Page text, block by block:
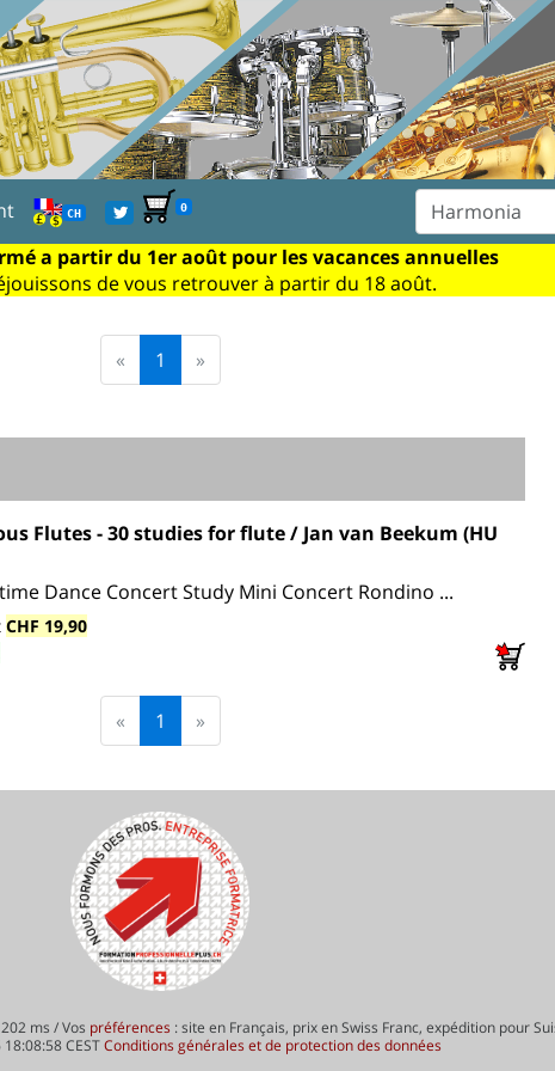
CH 0
a partir du 1er août pour les vacances annuelles
de vous retrouver à partir du 18 août.
« 1 »
Flutes - 30 studies for flute / Jan van Beekum (HU
Dance Concert Study Mini Concert Rondino ...
CHF 19,90
« 1 »
ms / Vos préférences : site en Français, prix en Swiss Franc, expédition pour
CEST Conditions générales et de protection des données